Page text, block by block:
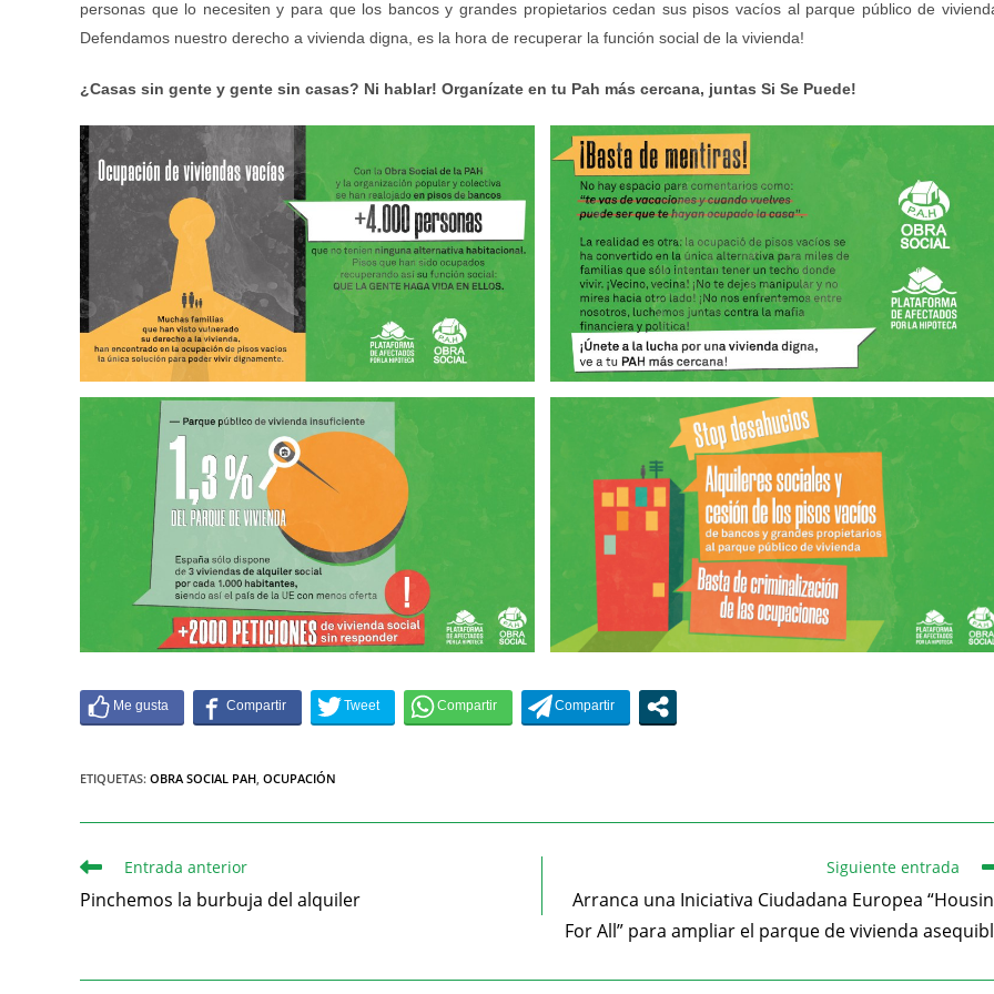
personas que lo necesiten y para que los bancos y grandes propietarios cedan sus pisos vacíos al parque público de
Defendamos nuestro derecho a vivienda digna, es la hora de recuperar la función social de la vivienda!
¿Casas sin gente y gente sin casas? Ni hablar! Organízate en tu Pah más cercana, juntas Si Se Puede!
ETIQUETAS: OBRA SOCIAL PAH OCUPACIÓN
Entrada anterior
Pinchemos la burbuja del alquiler
Siguiente entrada
Arranca una Iniciativa Ciudadana Europea
For All” para ampliar el parque de vivienda